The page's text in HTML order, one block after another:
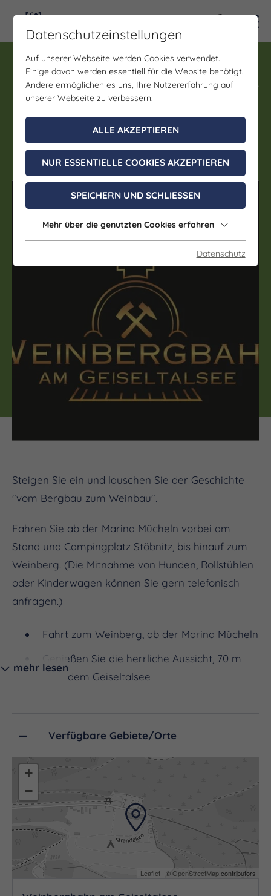
Rundfahrt, Nebenleistung, Audioguide
Fahrt mit der Weinbergbahn
von der Marina Mücheln
zum Weinberg
Steigen Sie ein und lauschen Sie der Geschichte
"vom Bergbau zum Weinbau".
Fahren Sie ab der Marina Mücheln vorbei am
Stand und Campingplatz Stöbnitz, bis hinauf zum
Weinberg. (Die Mitnahme von Hunden, Rollstühlen
oder Kinderwagen können Sie gern telefonisch
anfragen.)
Fahrt zum Weinberg, ab der Marina Mücheln
Genießen Sie die herrliche Aussicht, 70 m
über dem Geiseltalsee
die Geschichte
Beschreibung:
Die Haupthaltestelle der Weinbergbahn befindet
sich an der Marina Mücheln, am Parkplatz.
Die Weinbergbahn startet an der Haupthaltestelle
und fährt in Richtung Stöbnitz, am Strand und
Campingplatz vorbei. Auf dem Weinberg
mehr lesen
Verfügbare Gebiete/Orte
+
−
Leaflet | ©OpenStreetMapcontributors
Datenschutzeinstellungen
Auf unserer Webseite werden Cookies verwendet.
Einige davon werden essentiell für die Website benötigt.
Andere ermöglichen es uns, Ihre Nutzererfahrung auf
unserer Webseite zu verbessern.
ALLE AKZEPTIEREN
NUR ESSENTIELLE COOKIES AKZEPTIEREN
SPEICHERN UND SCHLIESSEN
Mehr über die genutzten Cookies erfahren
Datenschutz